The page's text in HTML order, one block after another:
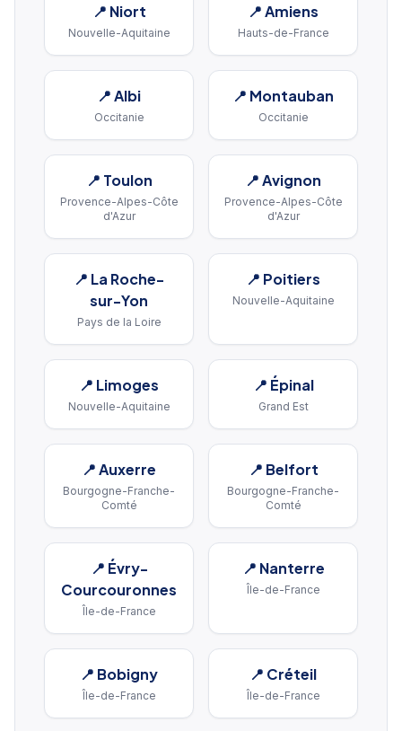
📍 Niort
Nouvelle-Aquitaine
📍Amiens
Hauts-de-France
📍Albi
Occitanie
📍 Montauban
Occitanie
📍 Toulon
Provence-Alpes-Côte
d'Azur
📍Avignon
Provence-Alpes-Côte
d'Azur
📍 La Roche-
sur-Yon
Pays de la Loire
📍 Poitiers
Nouvelle-Aquitaine
📍 Limoges
Nouvelle-Aquitaine
📍 Épinal
Grand Est
📍Auxerre
Bourgogne-Franche-
Comté
📍 Belfort
Bourgogne-Franche-
Comté
📍 Évry-
Courcouronnes
Île-de-France
📍 Nanterre
Île-de-France
📍 Bobigny
Île-de-France
📍 Créteil
Île-de-France